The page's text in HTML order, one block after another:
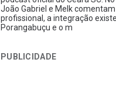
João Gabriel e Melk
profissional, a integração
Porangabuçu e o m
PUBLICIDADE